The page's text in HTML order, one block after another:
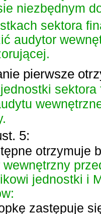
niezbędnym
sektora
audytor
pierwsze
5:
otrzymuje
wewnętrzny
jednostki i
zastępuje